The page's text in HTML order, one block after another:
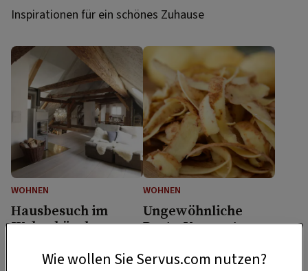
Inspirationen für ein schönes Zuhause
WOHNEN
Hausbesuch im
Weberhäusl
WOHNEN
Ungewöhnliche
Reste-Verwertung
Wie wollen Sie Servus.com nutzen?